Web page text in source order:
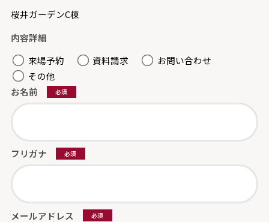
桜井ガーデンC棟
内容詳細
来場予約
資料請求
お問い合わせ
その他
お名前
必須
フリガナ 必須
メールアドレス 必須